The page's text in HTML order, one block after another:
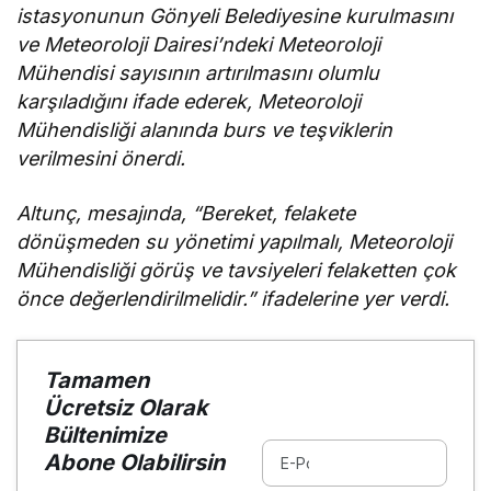
istasyonunun Gönyeli Belediyesine kurulmasını
ve Meteoroloji Dairesi’ndeki Meteoroloji
Mühendisi sayısının artırılmasını olumlu
karşıladığını ifade ederek, Meteoroloji
Mühendisliği alanında burs ve teşviklerin
verilmesini önerdi.
Altunç, mesajında, “Bereket, felakete
dönüşmeden su yönetimi yapılmalı, Meteoroloji
Mühendisliği görüş ve tavsiyeleri felaketten çok
önce değerlendirilmelidir.” ifadelerine yer verdi.
Tamamen
Ücretsiz Olarak
Bültenimize
Abone Olabilirsin